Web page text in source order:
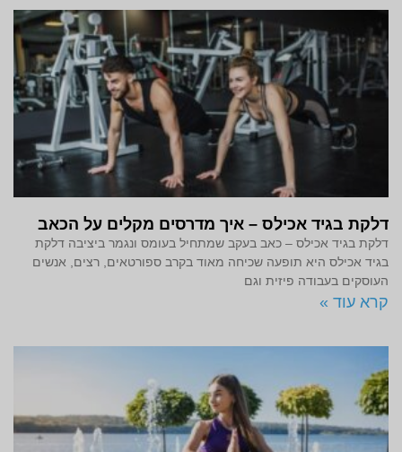
דלקת בגיד אכילס – איך מדרסים מקלים על הכאב
דלקת בגיד אכילס – כאב בעקב שמתחיל בעומס ונגמר ביציבה דלקת
בגיד אכילס היא תופעה שכיחה מאוד בקרב ספורטאים, רצים, אנשים
העוסקים בעבודה פיזית וגם
קרא עוד »